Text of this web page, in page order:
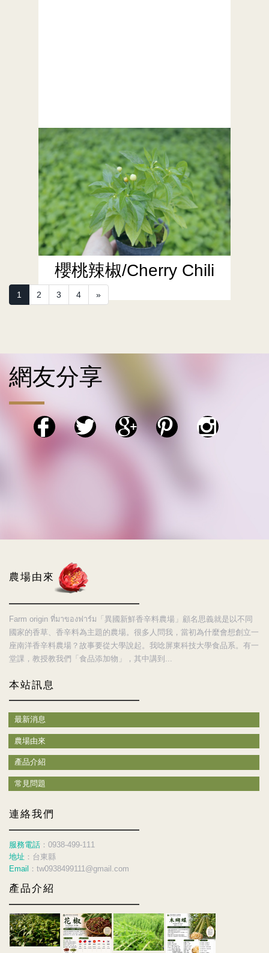
阿勃勒/golden shower
櫻桃辣椒/Cherry Chili
1 (current)
2 3 4 »
網友分享
農場由來
Farm origin ที่มาของฟาร์ม「異國新鮮香辛料農場」顧名思義就是以不同
國家的香草、香辛料為主題的農場。很多人問我，當初為什麼會想創立一
座南洋香辛料農場？故事要從大學說起。我唸屏東科技大學食品系。有一
堂課，教授教我們「食品添加物」，其中講到...
本站訊息
最新消息
農場由來
產品介紹
常見問題
連絡我們
服務電話 ：0938-499-111
地址 ：台東縣
Email
：tw0938499111@gmail.com
產品介紹